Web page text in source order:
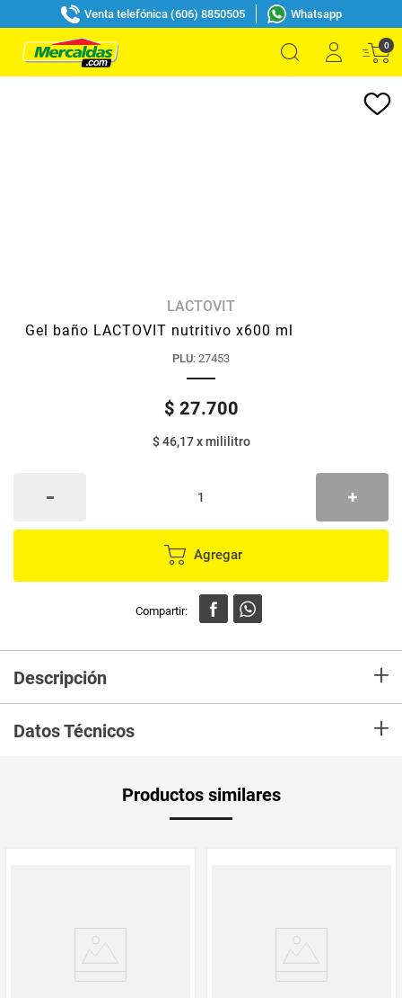
Venta telefónica (606) 8850505 Whatsapp
0
LACTOVIT
Gel baño LACTOVIT nutritivo x600 ml
PLU: 27453
$ 27.700
$ 46,17xmililitro
Agregar
Descripción +
Datos Técnicos +
Producto (kg)
Productos similares